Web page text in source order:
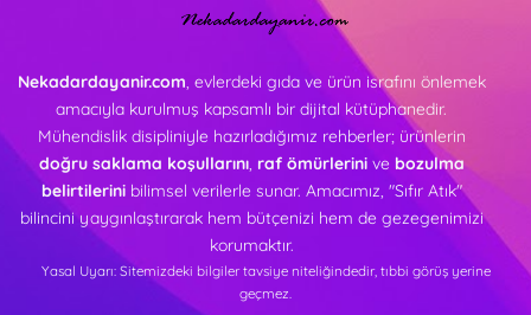
Nekadardayanir.com, evlerdeki gıda ve ürün israfını önlemek
amacıyla kurulmuş kapsamlı bir dijital kütüphanedir.
Mühendislik disipliniyle hazırladığımız rehberler; ürünlerin
doğru saklama koşullarını, raf ömürlerinive bozulma
belirtilerinibilimsel verilerle sunar. Amacımız, "Sıfır Atık"
bilincini yaygınlaştırarak hem bütçenizi hem de gezegenimizi
korumaktır.
Yasal Uyarı: Sitemizdeki bilgiler tavsiye niteliğindedir, tıbbi görüş yerine
geçmez.